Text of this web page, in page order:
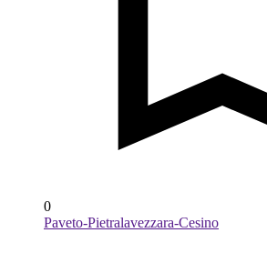
0
Paveto-Pietralavezzara-Cesino